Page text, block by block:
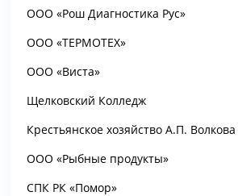
ООО «Рош Диагностика Рус»
ООО «ТЕРМОТЕХ»
ООО «Виста»
Щелковский Колледж
Крестьянское хозяйство А.П. Волкова
ООО «Рыбные продукты»
СПК РК «Помор»